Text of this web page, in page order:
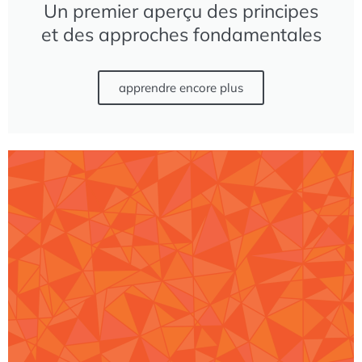
fondements de l’action
humanitaire vous donne des
connaissances de base et
des compétences pratiques
nécessaires pour faire face
aux défis mondiaux avec
Etes-vous curieux de
l’explorer ? Jetez un œil sur
notre premier module : La
protection des enfants dans
les crises humanitaires : un
premier regard sur les
principes et approches
fondamentales.
Cliquez sur le lien ci-
dessous pour y accéder et
Un premier aperçu des principes
et des approches fondamentales
apprendre encore plus